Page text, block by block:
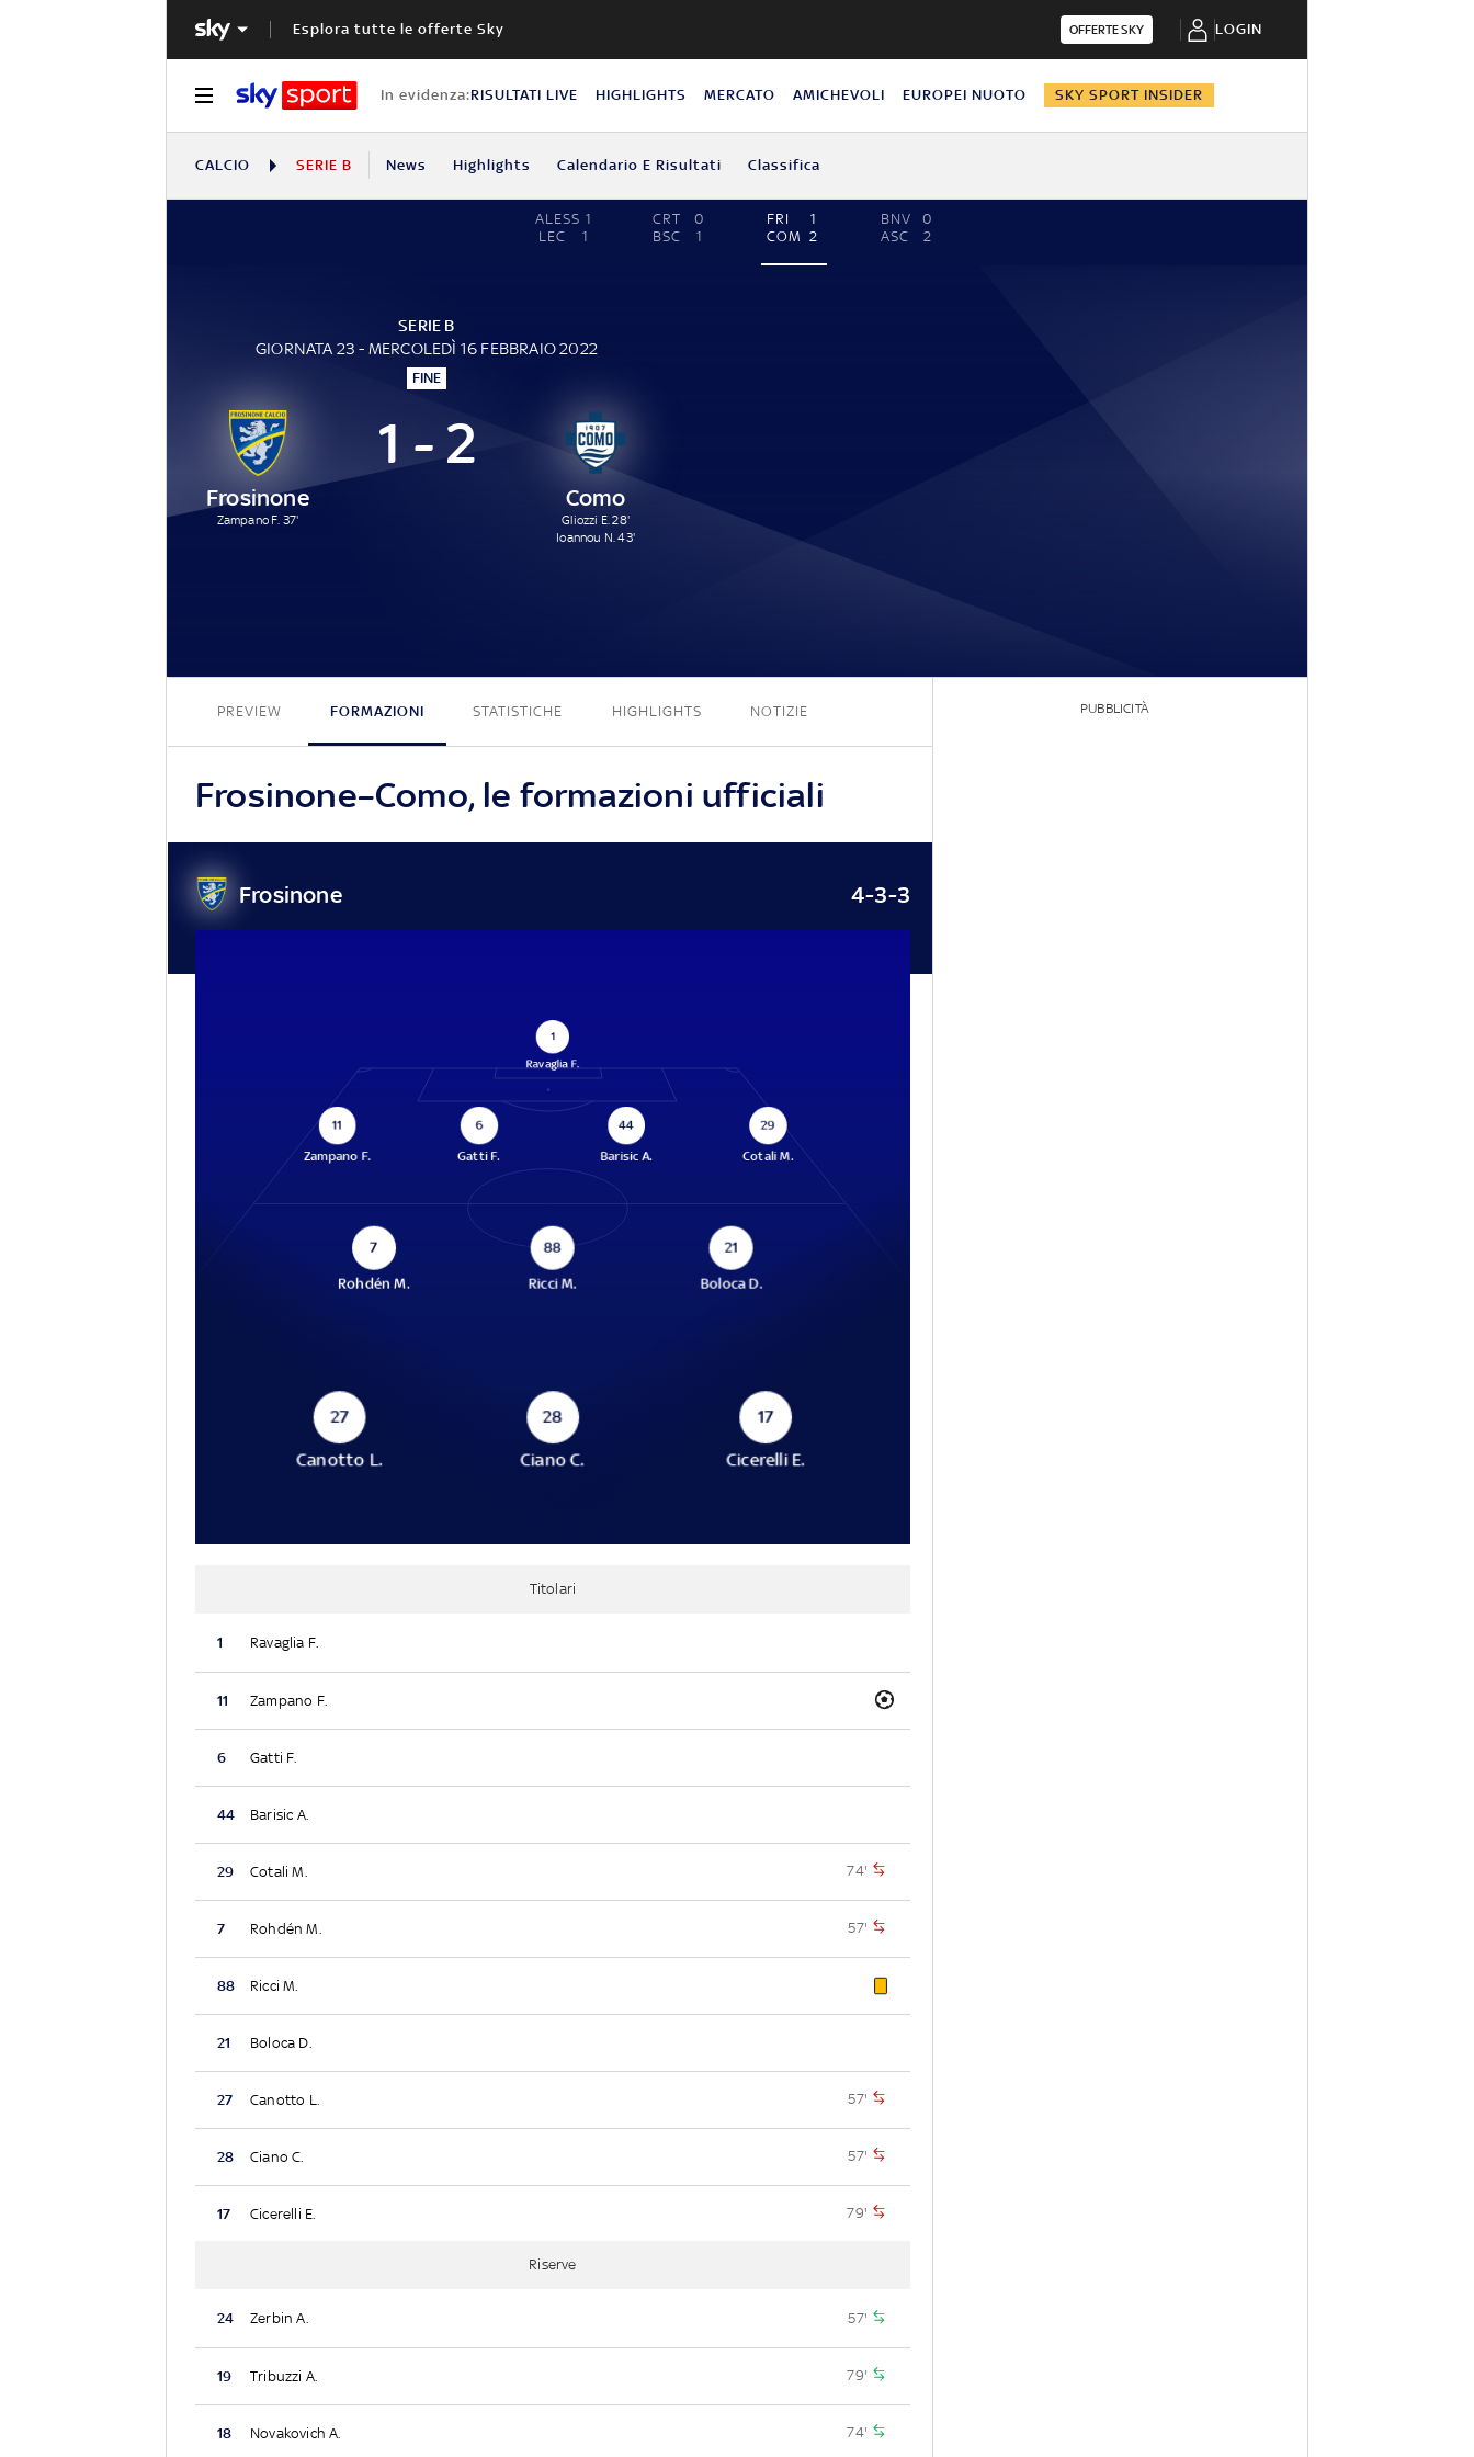
Esplora tutte le offerte Sky OFFERTE SKY LOGIN
In evidenza:RISULTATI LIVE HIGHLIGHTS MERCATO AMICHEVOLI EUROPEI NUOTO SKY SPORT INSIDER
CALCIO SERIE B News Highlights Calendario E Risultati Classifica
ALESS 1
LEC
1
CRT
0
BSC
1
FRI
1
COM 2
BNV
0
ASC
2
SERIE B
GIORNATA 23 - MERCOLEDÌ 16 FEBBRAIO 2022
FINE
Frosinone
Zampano F. 37'
1 - 2
Como
Gliozzi E. 28'
Ioannou N. 43'
PREVIEW FORMAZIONI STATISTICHE HIGHLIGHTS NOTIZIE
Frosinone–Como, le formazioni ufficiali
Frosinone 4-3-3
1
Ravaglia F.
11
Zampano F.
6
Gatti F.
44
Barisic A.
29
Cotali M.
7
Rohdén M.
88
Ricci M.
21
Boloca D.
27
Canotto L.
28
Ciano C.
17
Cicerelli E.
Titolari
1 Ravaglia F.
11 Zampano F.
6 Gatti F.
44 Barisic A.
29 Cotali M. 74'
7 Rohdén M. 57'
88 Ricci M.
21 Boloca D.
27 Canotto L. 57'
28 Ciano C. 57'
17 Cicerelli E. 79'
Riserve
24 Zerbin A. 57'
19 Tribuzzi A. 79'
18 Novakovich A. 74'
PUBBLICITÀ